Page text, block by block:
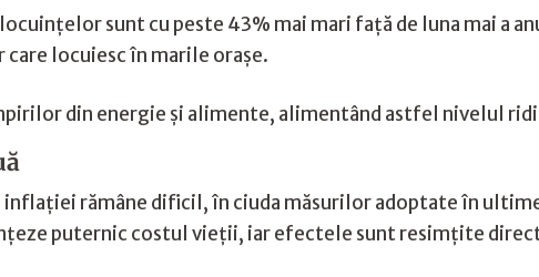
sunt cu peste 43% mai mari față de luna mai a
locuiesc în marile orașe.
din energie și alimente, alimentând astfel nivelul
inflației rămâne dificil, în ciuda măsurilor adoptate în
puternic costul vieții, iar efectele sunt resimțite